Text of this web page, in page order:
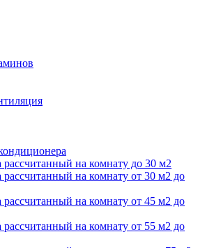
на комнату до 30 м2
на комнату от 30 м2 до
на комнату от 45 м2 до
на комнату от 55 м2 до